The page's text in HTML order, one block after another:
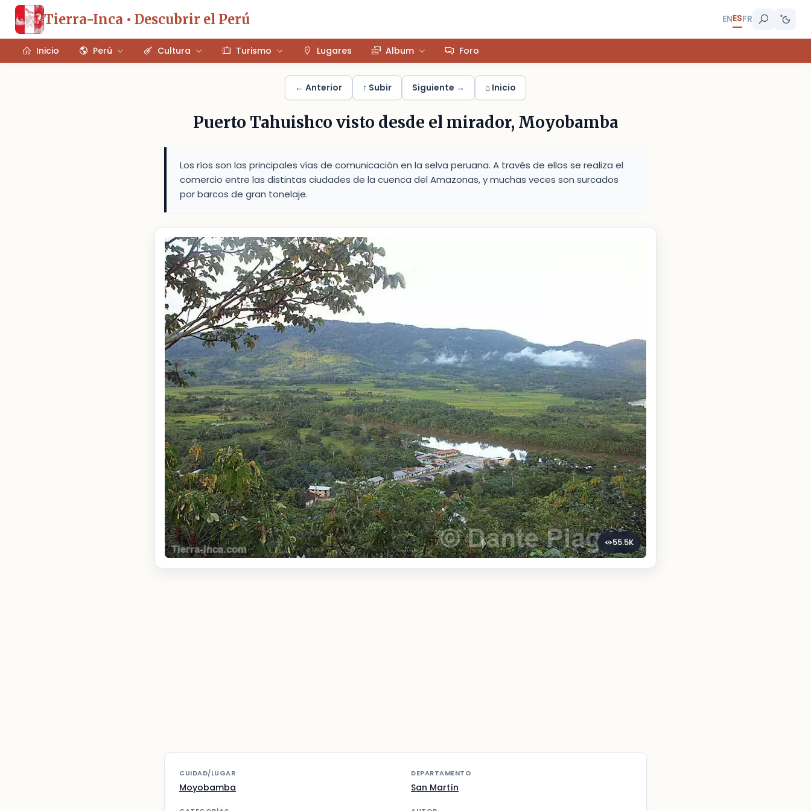
Tierra-Inca • Descubrir el Perú ENESFR
Inicio Perú Cultura Turismo Lugares Album Foro
← Anterior ↑ Subir Siguiente → ⌂ Inicio
Puerto Tahuishco visto desde el mirador, Moyobamba
Los ríos son las principales vías de comunicación en la selva peruana. A través de ellos se realiza el
comercio entre las distintas ciudades de la cuenca del Amazonas, y muchas veces son surcados
por barcos de gran tonelaje.
55.5K
CUIDAD/LUGAR
Moyobamba
DEPARTAMENTO
San Martín